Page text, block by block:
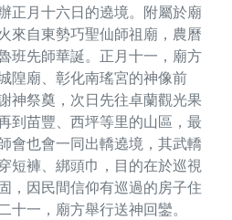
正月十六日的遶境。附屬於廟
來自東勢巧聖仙師祖廟，農曆
班先師華誕。正月十一，廟方
隍廟、彰化南瑤宮的神像前
神祭奠，次日先往卓蘭觀光果
到苗豐、西坪等里的山區，最
會也會一同出轎遶境，其武轎
短褲、綁頭巾，目的在於巡視
，因民間信仰有巡過的房子住
十一，廟方舉行送神回鑾。